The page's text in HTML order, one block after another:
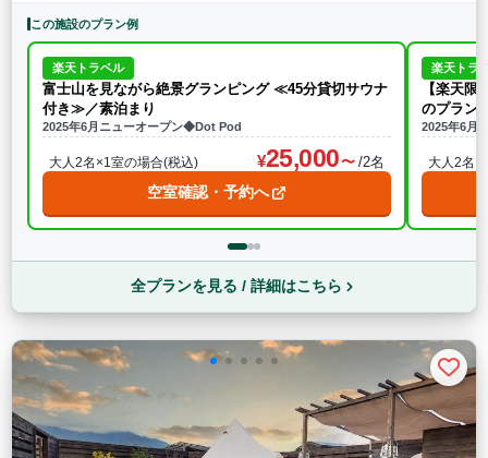
この施設のプラン例
楽天トラベル
富士山を見ながら絶景グランピング ≪45分貸切サウナ
付き≫／素泊まり
2025年6月ニューオープン◆Dot Pod
大人2名×1室の場合(税込) 25,000 /2名
空室確認・予約へ
楽天トラ
【楽天
のプラン
2025年6月
大人2名
全プランを見る / 詳細はこちら